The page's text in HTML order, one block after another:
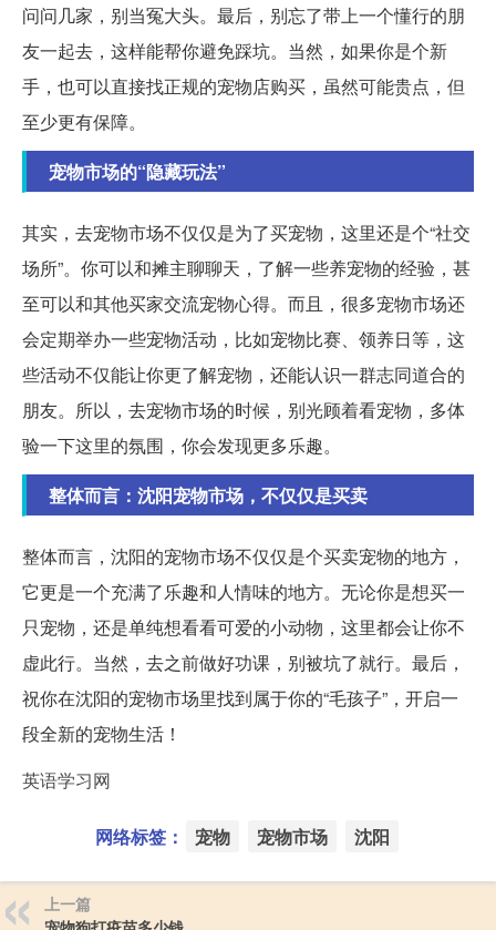
问问几家，别当冤大头。最后，别忘了带上一个懂行的朋
友一起去，这样能帮你避免踩坑。当然，如果你是个新
手，也可以直接找正规的宠物店购买，虽然可能贵点，但
至少更有保障。
宠物市场的“隐藏玩法”
其实，去宠物市场不仅仅是为了买宠物，这里还是个“社交
场所”。你可以和摊主聊聊天，了解一些养宠物的经验，甚
至可以和其他买家交流宠物心得。而且，很多宠物市场还
会定期举办一些宠物活动，比如宠物比赛、领养日等，这
些活动不仅能让你更了解宠物，还能认识一群志同道合的
朋友。所以，去宠物市场的时候，别光顾着看宠物，多体
验一下这里的氛围，你会发现更多乐趣。
整体而言：沈阳宠物市场，不仅仅是买卖
整体而言，沈阳的宠物市场不仅仅是个买卖宠物的地方，
它更是一个充满了乐趣和人情味的地方。无论你是想买一
只宠物，还是单纯想看看可爱的小动物，这里都会让你不
虚此行。当然，去之前做好功课，别被坑了就行。最后，
祝你在沈阳的宠物市场里找到属于你的“毛孩子”，开启一
段全新的宠物生活！
英语学习网
网络标签： 宠物 宠物市场 沈阳
上一篇